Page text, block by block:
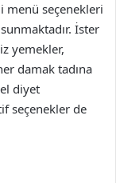
menü seçenekleri
İster
yemekler,
damak tadına
diyet
seçenekler de